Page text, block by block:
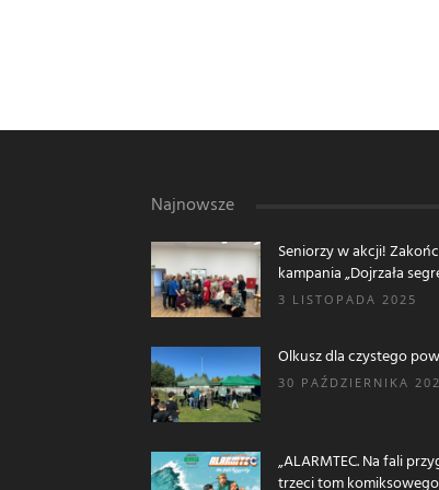
Najnowsze
Seniorzy w akcji!
kampania „Dojrzała
3 LISTOPADA 2025
Olkusz dla czystego
30 PAŹDZIERNIKA
„ALARMTEC. Na fali
trzeci tom komiksowego